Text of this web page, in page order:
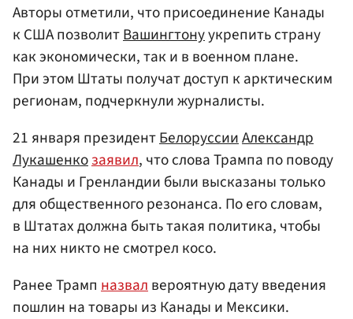
Авторы отметили, что присоединение Канады
к США позволитВашингтонуукрепить страну
как экономически, так и в военном плане.
При этом Штаты получат доступ к арктическим
регионам, подчеркнули журналисты.
21 января президентБелоруссииАлександр
Лукашенкозаявил, что слова Трампа по поводу
Канады и Гренландии были высказаны только
для общественного резонанса. По его словам,
в Штатах должна быть такая политика, чтобы
на них никто не смотрел косо.
Ранее Трамп назвалвероятную дату введения
пошлин на товары из Канады и Мексики.